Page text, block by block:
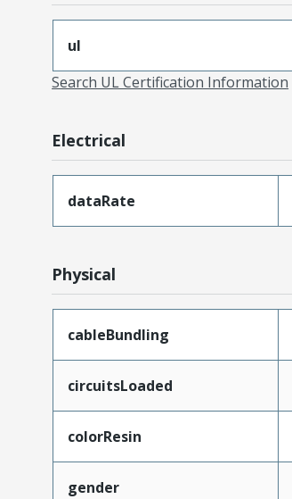
ul
Search UL Certification Information
Electrical
dataRate
Physical
cableBundling
circuitsLoaded
colorResin
gender